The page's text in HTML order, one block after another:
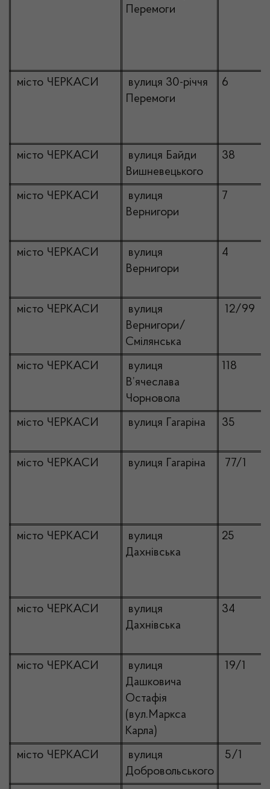
Перемоги
місто ЧЕРКАСИ
вулиця 30-річчя
Перемоги
6
місто ЧЕРКАСИ
вулиця Байди
Вишневецького
38
місто ЧЕРКАСИ
вулиця
Вернигори
7
місто ЧЕРКАСИ
вулиця
Вернигори
4
місто ЧЕРКАСИ
вулиця
Вернигори/
Смілянська
12/99
місто ЧЕРКАСИ
вулиця
В’ячеслава
Чорновола
118
місто ЧЕРКАСИ вулиця Гагаріна 35
місто ЧЕРКАСИ вулиця Гагаріна 77/1
місто ЧЕРКАСИ
вулиця
Дахнівська
25
місто ЧЕРКАСИ
вулиця
Дахнівська
34
місто ЧЕРКАСИ
вулиця
Дашковича
Остафія
(вул.Маркса
Карла)
19/1
місто ЧЕРКАСИ
вулиця
Добровольського
5/1